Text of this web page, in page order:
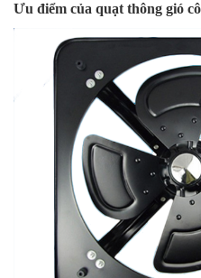
Ưu điểm của quạt thông gió